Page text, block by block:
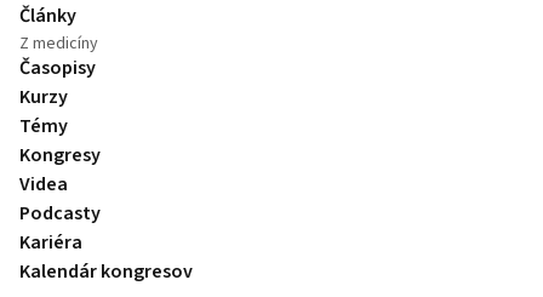
Články
Z medicíny
Časopisy
Kurzy
Témy
Kongresy
Videa
Podcasty
Kariéra
Kalendár kongresov